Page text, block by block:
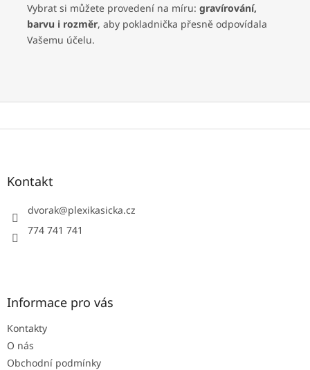
Vybrat si můžete provedení na míru: gravírování,
barvu i rozměr, aby pokladnička přesně odpovídala
Vašemu účelu.
Z
Kontakt
dvorak@plexikasicka.cz
774 741 741
Informace pro vás
Kontakty
O nás
Obchodní podmínky